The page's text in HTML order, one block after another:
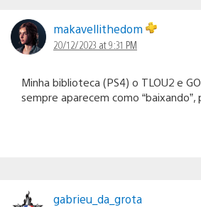
makavellithedom
20/12/2023 at 9:31 PM
Minha biblioteca (PS4) o TLOU2 e
sempre aparecem como “baixando”,
gabrieu_da_grota